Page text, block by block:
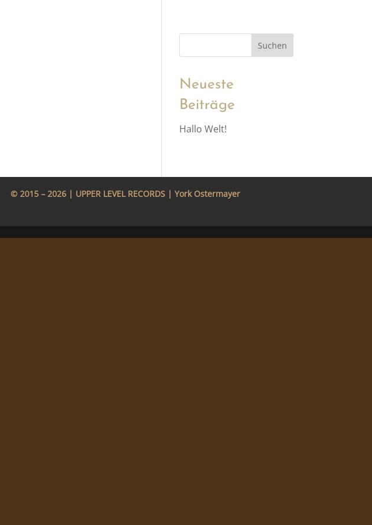
Neueste
Beiträge
Hallo Welt!
© 2015 – 2026 | UPPER LEVEL RECORDS | York Ostermayer